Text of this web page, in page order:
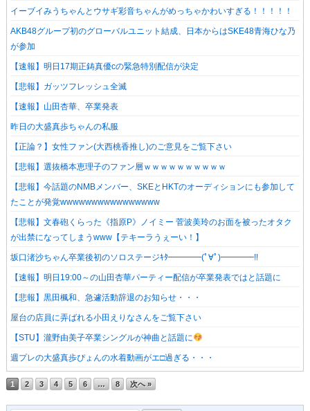
イーブイみうちゃんとウサギ彩音ちゃんがめっちゃかわいすぎる！！！！！
AKB48グループ初のグローバルユニット結成、日本からはSKE48青海ひな乃
が参加
【速報】明日17期正鋳真優cの緊急特別配信が決定
【悲報】ガッツフレッシュ全滅
【速報】山田杏華、卒業発表
昨日の大盛真歩ちゃんの私服
【正論？】女性ファン(大西桃香推し)のご意見をご覧下さい
【悲報】選抜橋本恵理子のファン層ｗｗｗｗｗｗｗｗｗｗ
【悲報】今話題のNMBメンバー、SKEとHKTのオーディションにも参加して
たことが発覚wwwwwwwwwwwwwwww
【悲報】文春砲くらった《指原P》ノイミー 菅波美玲のお面を被ったオタク
が出禁になってしまうwww【テキーラうぇーい！】
坂口渚沙ちゃん卒業後初のソロステージｷﾀ━━━━(ﾟ∀ﾟ)━━━━!!
【速報】明日19:00～の山田杏華パーティー配信が卒業発表ではと話題に
【悲報】黒田楓和、急遽活動辞退のお知らせ・・・
屋台の店員に弄ばれる小田えりなさんをご覧下さい
【STU】瀧野由美子卒業シングルが神曲と話題に
週プレの大盛真歩ぴょんの水着動画がエ□過ぎる・・・
1 2 3 4 5 6 … 8 次へ »